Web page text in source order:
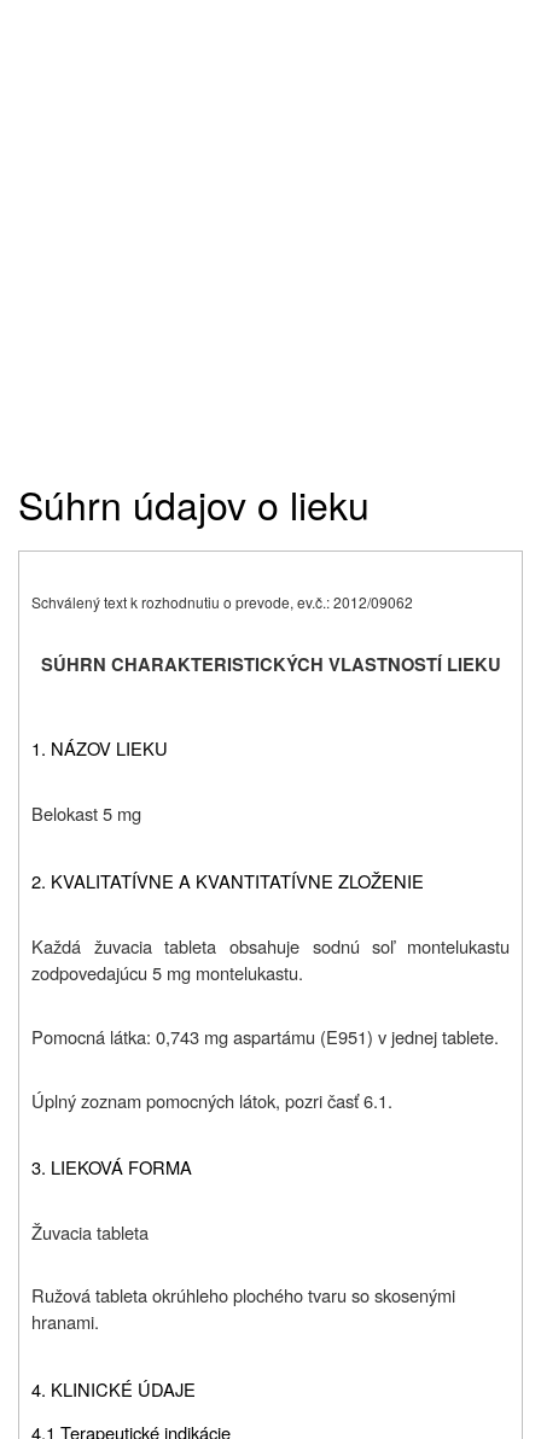
Súhrn údajov o lieku
Schválený text k rozhodnutiu o prevode, ev.č.: 2012/09062
SÚHRN CHARAKTERISTICKÝCH VLASTNOSTÍ LIEKU
1. NÁZOV LIEKU
Belokast 5 mg
2. KVALITATÍVNE A KVANTITATÍVNE ZLOŽENIE
Každá žuvacia tableta obsahuje sodnú soľ montelukastu
zodpovedajúcu 5 mg montelukastu.
Pomocná látka: 0,743 mg aspartámu (E951) v jednej tablete.
Úplný zoznam pomocných látok, pozri časť 6.1.
3. LIEKOVÁ FORMA
Žuvacia tableta
Ružová tableta okrúhleho plochého tvaru so skosenými
hranami.
4. KLINICKÉ ÚDAJE
4.1 Terapeutické indikácie